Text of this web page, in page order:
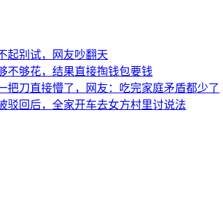
起别试，网友吵翻天
不够花，结果直接掏钱包要钱
把刀直接懵了，网友：吃完家庭矛盾都少了
驳回后，全家开车去女方村里讨说法